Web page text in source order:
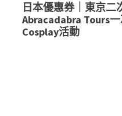
日本優惠券｜東京二
Abracadabra Tours
Cosplay活動